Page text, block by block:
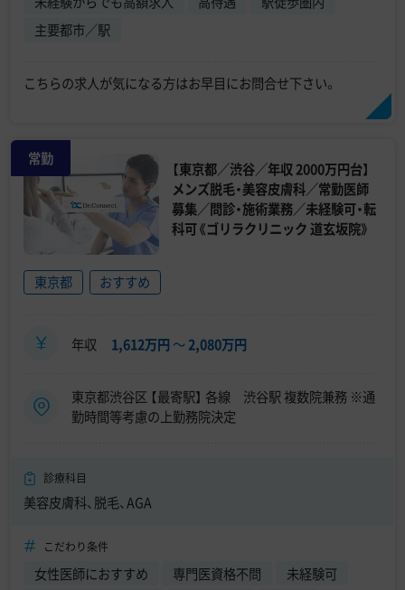
主要都市／駅
こちらの求人が気になる方はお早目にお問合せ下さい。
常勤
【東京都／渋谷／年収 2000万円台】
メンズ脱毛・美容皮膚科／常勤医師
募集／問診・施術業務／未経験可・転
科可《ゴリラクリニック 道玄坂院》
東京都 おすすめ
年収 1,612万円 〜2,080万円
東京都渋谷区 【最寄駅】 各線 渋谷駅 複数院兼務 ※通
勤時間等考慮の上勤務院決定
診療科目
美容皮膚科、脱毛、AGA
こだわり条件
女性医師におすすめ 専門医資格不問
未経験可